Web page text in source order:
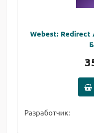
Webest: Redirect
Разработчик: